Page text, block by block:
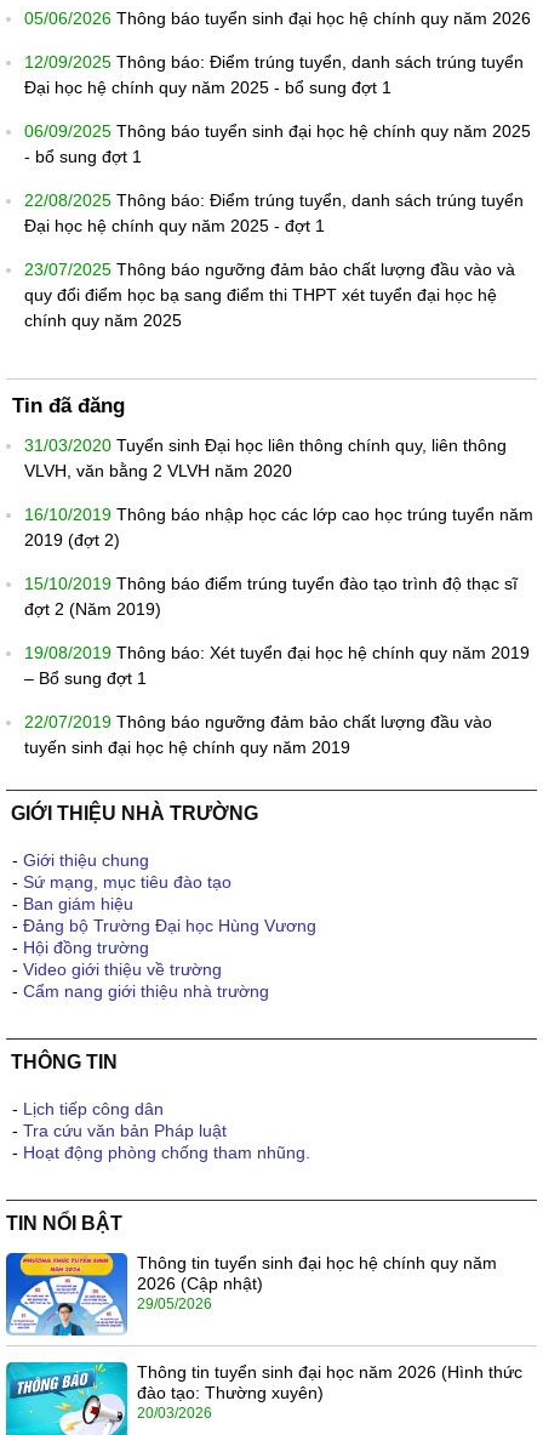
05/06/2026 Thông báo tuyển sinh đại học hệ chính quy năm 2026
12/09/2025 Thông báo: Điểm trúng tuyển, danh sách trúng tuyển
Đại học hệ chính quy năm 2025 - bổ sung đợt 1
06/09/2025 Thông báo tuyển sinh đại học hệ chính quy năm 2025
- bổ sung đợt 1
22/08/2025 Thông báo: Điểm trúng tuyển, danh sách trúng tuyển
Đại học hệ chính quy năm 2025 - đợt 1
23/07/2025 Thông báo ngưỡng đảm bảo chất lượng đầu vào và
quy đổi điểm học bạ sang điểm thi THPT xét tuyển đại học hệ
chính quy năm 2025
Tin đã đăng
31/03/2020 Tuyển sinh Đại học liên thông chính quy, liên thông
VLVH, văn bằng 2 VLVH năm 2020
16/10/2019 Thông báo nhập học các lớp cao học trúng tuyển năm
2019 (đợt 2)
15/10/2019 Thông báo điểm trúng tuyển đào tạo trình độ thạc sĩ
đợt 2 (Năm 2019)
19/08/2019 Thông báo: Xét tuyển đại học hệ chính quy năm 2019
– Bổ sung đợt 1
22/07/2019 Thông báo ngưỡng đảm bảo chất lượng đầu vào
tuyến sinh đại học hệ chính quy năm 2019
GIỚI THIỆU NHÀ TRƯỜNG
- Giới thiệu chung
- Sứ mạng, mục tiêu đào tạo
- Ban giám hiệu
- Đảng bộ Trường Đại học Hùng Vương
- Hội đồng trường
- Video giới thiệu về trường
- Cẩm nang giới thiệu nhà trường
THÔNG TIN
- Lịch tiếp công dân
- Tra cứu văn bản Pháp luật
- Hoạt động phòng chống tham nhũng.
TIN NỔI BẬT
Thông tin tuyển sinh đại học hệ chính quy năm
2026 (Cập nhật)
29/05/2026
Thông tin tuyển sinh đại học năm 2026 (Hình thức
đào tạo: Thường xuyên)
20/03/2026